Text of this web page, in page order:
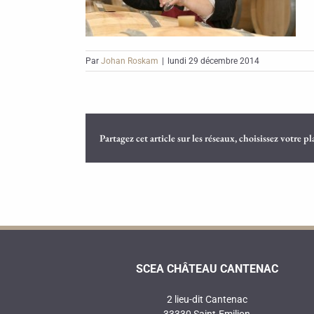
Par Johan Roskam lundi 29 décembre 2014
Partagez cet article sur les réseaux, choisissez votre
SCEA CHÂTEAU CANTENAC
2 lieu-dit Cantenac